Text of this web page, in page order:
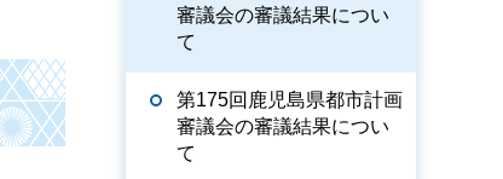
審議会の審議結果につい
て
第175回鹿児島県都市計画
審議会の審議結果につい
て